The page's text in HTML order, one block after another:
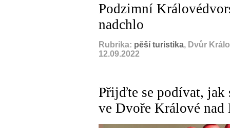
Podzimní
nadchlo
Rubrika: pěší turistika, Dvůr
12.09.2022
Přijďte se podívat, jak
ve Dvoře Králové nad